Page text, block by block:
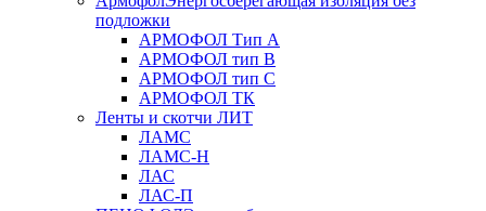
подложки
АРМОФОЛ Тип А
АРМОФОЛ тип В
АРМОФОЛ тип C
АРМОФОЛ ТК
Ленты и скотчи ЛИТ
ЛАМС
ЛАМС-Н
ЛАС
ЛАС-П